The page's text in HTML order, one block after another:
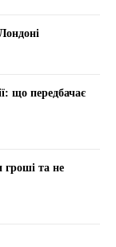
що передбачає
гроші та не